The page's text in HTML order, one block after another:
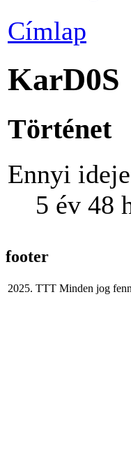
Címlap
KarD0S
Történet
Ennyi
5 év 48
footer
2025. TTT Minden jog